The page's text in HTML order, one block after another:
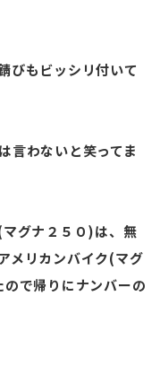
びもビッシリ付いて
言わないと笑ってま
グナ２５０)は、無
メリカンバイク(マグ
で帰りにナンバーの